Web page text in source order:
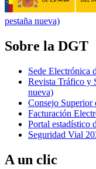
pestaña nueva)
Sobre la DGT
Sede Electrónica
Revista Tráfico y
nueva)
Consejo Superior
Facturación
Portal estadístico
Seguridad Vial
A un clic